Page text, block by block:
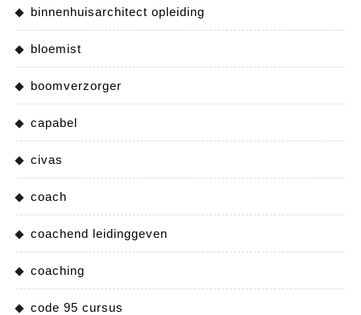
binnenhuisarchitect opleiding
bloemist
boomverzorger
capabel
civas
coach
coachend leidinggeven
coaching
code 95 cursus